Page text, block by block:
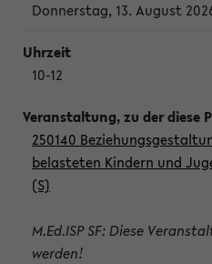
Donnerstag, 13. August
10-12
250140
belasteten Kindern und
(S)
M.Ed.ISP SF: Diese
werden!